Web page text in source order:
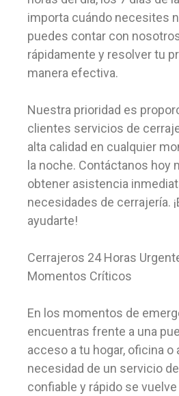
importa cuándo necesites
puedes contar con
rápidamente y resolver tu
manera efectiva.
Nuestra prioridad es
clientes servicios de
alta calidad en cualquier
la noche. Contáctanos hoy
obtener asistencia
necesidades de cerrajería.
ayudarte!
Cerrajeros 24 Horas
Momentos Críticos
En los momentos de
encuentras frente a una
acceso a tu hogar, oficina o
necesidad de un servicio
confiable y rápido se